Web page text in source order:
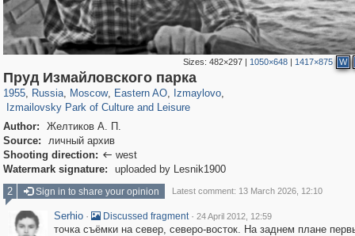
Sizes:482×297 | 1050×648 | 1417×875 W
Пруд Измайловского парка
1955, Russia
1,405,779 29,243
, Moscow
319,716 8,286
, Eastern AO
20,915 306
, Izmaylovo
3,432 65
,
Izmailovsky Park of Culture and Leisure
628
Author:
Желтиков А. П.
Source:
личный архив
Shooting direction:  west
Watermark signature:
uploaded by Lesnik1900
2
Sign in to share your opinion Latest comment: 13 March 2026, 12:10
Serhio · Discussed fragment · 24 April 2012, 12:59
точка съёмки на север, северо-восток. На заднем плане